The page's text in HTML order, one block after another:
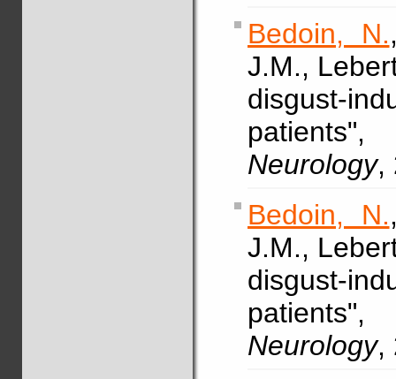
Bedoin, N.
J.M.,
disgust-
Neurology,
Bedoin, N.
J.M.,
disgust-
Neurology,